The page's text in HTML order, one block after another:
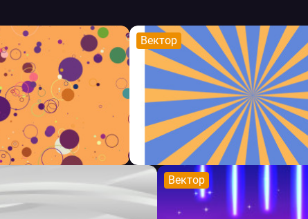
Вектор
Вектор